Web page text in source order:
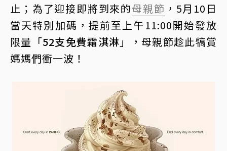
止；為了迎接即將到來的母親節 ，5月10日
當天特別加碼，提前至上午11:00開始發放
限量「52支免費霜淇淋 」，母親節趁此犒賞
媽媽們衝一波！